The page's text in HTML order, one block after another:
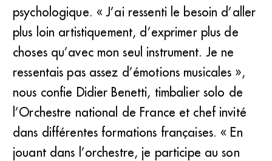
psychologique. « J’ai ressenti le besoin d’aller
plus loin artistiquement, d’exprimer plus de
choses qu’avec mon seul instrument. Je ne
ressentais pas assez d’émotions musicales »,
nous confie Didier Benetti, timbalier solo de
l’Orchestre national de France et chef invité
dans différentes formations françaises. « En
jouant dans l’orchestre, je participe au son